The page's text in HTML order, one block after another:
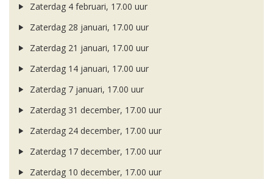
Zaterdag 4 februari, 17.00 uur
Zaterdag 28 januari, 17.00 uur
Zaterdag 21 januari, 17.00 uur
Zaterdag 14 januari, 17.00 uur
Zaterdag 7 januari, 17.00 uur
Zaterdag 31 december, 17.00 uur
Zaterdag 24 december, 17.00 uur
Zaterdag 17 december, 17.00 uur
Zaterdag 10 december, 17.00 uur